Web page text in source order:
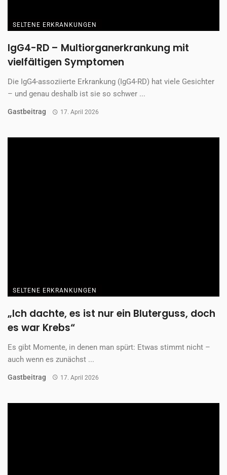
SELTENE ERKRANKUNGEN
IgG4-RD – Multiorganerkrankung mit
vielfältigen Symptomen
Die IgG4-assoziierte Erkrankung (IgG4-RD) hat viele Gesichter
– und genau deshalb ist sie so schwer ...
Gastbeitrag 17. April 2026
SELTENE ERKRANKUNGEN
„Ich dachte, es ist nur ein Bluterguss, doch
es war Krebs“
Es gibt Momente, in denen man spürt: Etwas stimmt nicht –
auch wenn es zunächst ...
Gastbeitrag 17. April 2026